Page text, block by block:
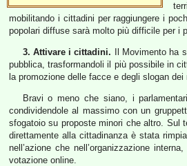
mobilitando i cittadini per raggiungere i
popolari diffuse sarà molto più difficile per i
3. Attivare i cittadini. Il Movimento ha
pubblica, trasformandoli il più possibile in
la promozione delle facce e degli slogan
Bravi o meno che siano, i
condividendole al massimo con un
sfogatoio su proposte minori che altro. Sul
direttamente alla cittadinanza è stata
nell’azione che nell’organizzazione
votazione online.